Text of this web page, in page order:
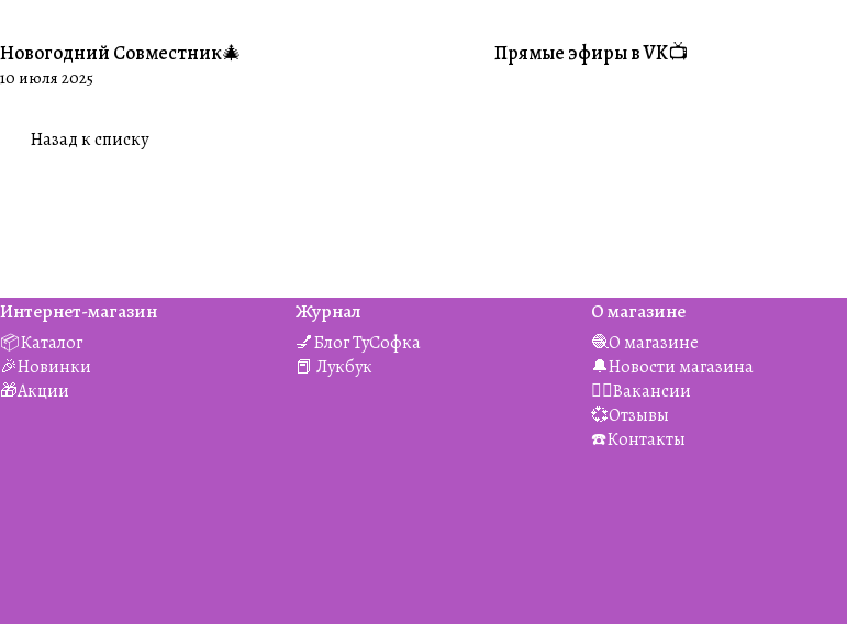
#Совместники
Новогодний Совместник🎄
10 июля 2025
#Житуха
Прямые эфиры в VK📺
Назад к списку
Интернет-магазин
📦Каталог
🎉Новинки
🎁Акции
Журнал
💅Блог ТуСофка
📕 Лукбук
О магазине
🧶О магазине
🔔Новости магазина
👯‍♀️Вакансии
💞Отзывы
☎️Контакты